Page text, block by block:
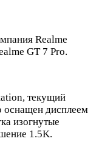
Realme
GT 7 Pro.
текущий
оснащен дисплеем
изогнутые
1.5K.